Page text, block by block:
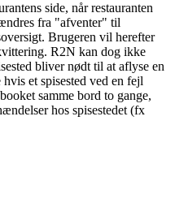
side, når restauranten
fra "afventer" til
Brugeren vil herefter
R2N kan dog ikke
bliver nødt til at aflyse en
et spisested ved en fejl
samme bord to gange,
hos spisestedet (fx